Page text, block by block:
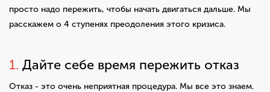
просто надо пережить, чтобы начать двигаться дальше. Мы
расскажем о 4 ступенях преодоления этого кризиса.
1. Дайте себе время пережить отказ
Отказ - это очень неприятная процедура. Мы все это знаем.